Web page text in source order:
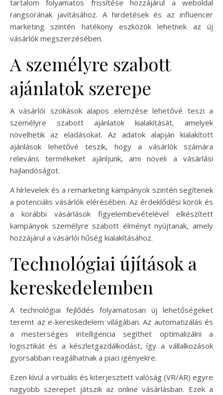
tartalom folyamatos frissítése hozzájárul a weboldal
rangsorának javításához. A hirdetések és az influencer
marketing szintén hatékony eszközök lehetnek az új
vásárlók megszerzésében.
A személyre szabott
ajánlatok szerepe
A vásárlói szokások alapos elemzése lehetővé teszi a
személyre szabott ajánlatok kialakítását, amelyek
növelhetik az eladásokat. Az adatok alapján kialakított
ajánlások lehetővé teszik, hogy a vásárlók számára
releváns termékeket ajánljunk, ami növeli a vásárlási
hajlandóságot.
A hírlevelek és a remarketing kampányok szintén segítenek
a potenciális vásárlók elérésében. Az érdeklődési körök és
a korábbi vásárlások figyelembevételével elkészített
kampányok személyre szabott élményt nyújtanak, amely
hozzájárul a vásárlói hűség kialakításához.
Technológiai újítások a
kereskedelemben
A technológiai fejlődés folyamatosan új lehetőségeket
teremt az e-kereskedelem világában. Az automatizálás és
a mesterséges intelligencia segíthet optimalizálni a
logisztikát és a készletgazdálkodást, így a vállalkozások
gyorsabban reagálhatnak a piaci igényekre.
Ezen kívül a virtuális és kiterjesztett valóság (VR/AR) egyre
nagyobb szerepet játszik az online vásárlásban. Ezek a